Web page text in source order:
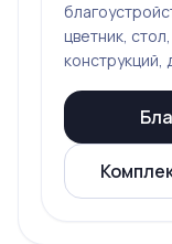
цветник,
конструкций,